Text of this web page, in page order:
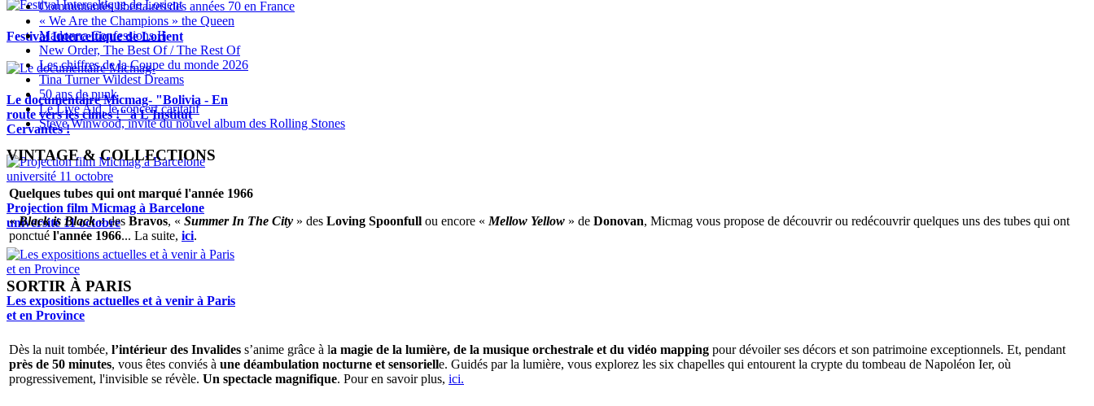
Festival Interceltique de Lorient
Le documentaire Micmag- "Bolivia - En
route vers les cimes !" à L'Institut
Cervantès !
Projection film Micmag à Barcelone
université 11 octobre
Les expositions actuelles et à venir à Paris
et en Province
Communautés libertaires des années 70 en France
« We Are the Champions » the Queen
Madonna Confessions II
New Order, The Best Of / The Rest Of
Les chiffres de la Coupe du monde 2026
Tina Turner Wildest Dreams
50 ans de punk
Le Live Aid, le concert caritatif
Steve Winwood, invité du nouvel album des Rolling Stones
VINTAGE & COLLECTIONS
Quelques tubes qui ont marqué l'année 1966
«Black is Black» des Bravos, « Summer In The City » des Loving Spoonfull ou encore « Mellow Yellow » de Donovan, Micmag vous propose de découvrir ou redécouvrir quelques uns des tubes qui ont
ponctué l'année 1966... La suite, ici.
SORTIR À PARIS
Dès la nuit tombée, l’intérieur des Invalides s’anime grâce à la magie de la lumière, de la musique orchestrale et du vidéo mapping pour dévoiler ses décors et son patrimoine exceptionnels. Et, pendant
près de 50 minutes, vous êtes conviés à une déambulation nocturne et sensorielle. Guidés par la lumière, vous explorez les six chapelles qui entourent la crypte du tombeau de Napoléon Ier, où
progressivement, l'invisible se révèle. Un spectacle magnifique. Pour en savoir plus, ici.